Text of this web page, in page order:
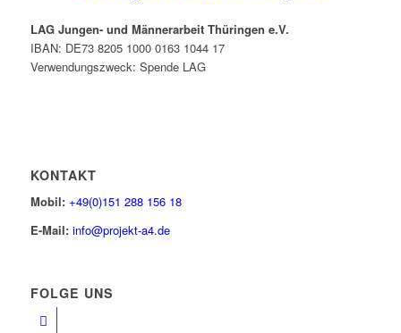
LAG Jungen- und Männerarbeit Thüringen e.V.
IBAN: DE73 8205 1000 0163 1044 17
Verwendungszweck: Spende LAG
KONTAKT
Mobil: +49(0)151 288 156 18
E-Mail: info@projekt-a4.de
FOLGE UNS